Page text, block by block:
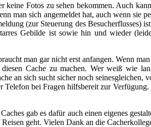
Fotos zu sehen bekommen. Auch
sich angemeldet hat, auch wenn sie
(zur Steuerung des Besucherflusses)
Gebilde ist sowie hin und wieder
man gar nicht erst anfangen. Wenn
Cache zu machen. Wer weiß wie
an sich sucht sicher noch
bei Fragen hilfsbereit zur
gab es dafür auch einen eigenes
geht. Vielen Dank an die